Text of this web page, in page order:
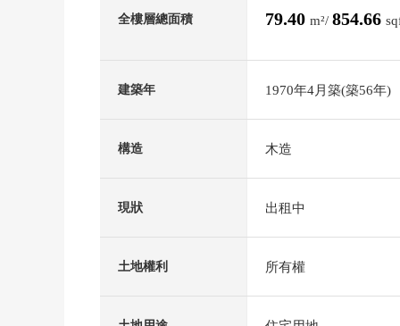
全樓層總面積 79.40 m²/ 854.66
建築年 1970年4月築(築56年)
構造 木造
現狀 出租中
土地權利 所有權